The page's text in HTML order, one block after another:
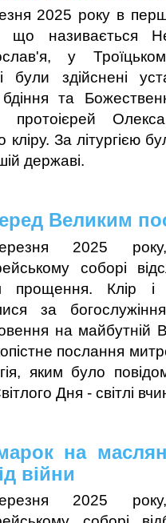
2025 року в
що називається
у
були здійснені
та
протоієрей
кліру. За літургією
державі.
Великим
2025
соборі
прощення. Клір і
за
на майбутній
послання
яким було
Дня - світлі
на
війни
2025